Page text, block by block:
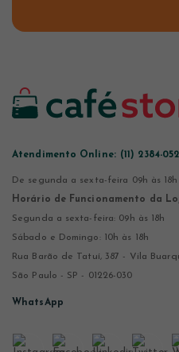
Atendimento Online: (11) 2384-
De segunda a sexta-feira 09h às 18h
Horário de Funcionamento da
Segunda a sexta-feira: 09h às 18h
Sábado e Domingo: 10h às 18h
Rua Barão de Tatuí, 387 - Vila
São Paulo - SP - 01226-030
WhatsApp